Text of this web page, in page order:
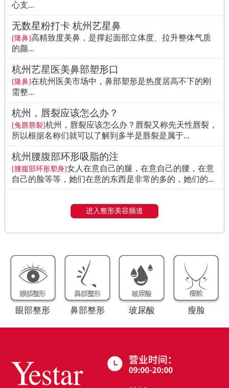
心支...
无数星粉打卡 杭州艺星鼻
[隆鼻]高精致度美鼻，是撑起面部立体度、拉升整体气质
的颜...
杭州艺星医美鼻部塑形口
[隆鼻]在杭州医美市场中，鼻部塑形是热度居高不下的刚
需整...
杭州，唇裂应该怎么办？
[兔唇唇裂]杭州，唇裂应该怎么办？唇裂又称先天性唇裂，
所以根据名称们就可以了解到多半是唇裂是属于...
杭州腰腹部环形吸脂的注
[腰腹部环形塑身]女人在意自己的腿，在意自己的腰，在意
自己的脸等等，她们在意的东西是非常的多的，她们的...
进入整形美容频道
眼部整形 鼻部整形 玻尿酸 瘦脸